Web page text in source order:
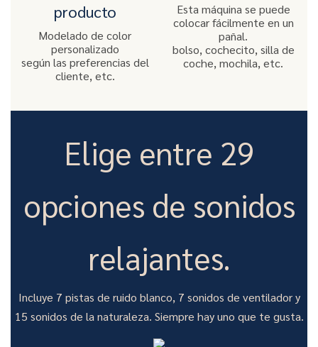
producto
Modelado de color
personalizado
según las preferencias del
cliente, etc.
Esta máquina se puede
colocar fácilmente en un
pañal.
bolso, cochecito, silla de
coche, mochila, etc.
Elige entre 29
opciones de sonidos
relajantes.
Incluye 7 pistas de ruido blanco, 7 sonidos de ventilador y
15 sonidos de la naturaleza. Siempre hay uno que te gusta.